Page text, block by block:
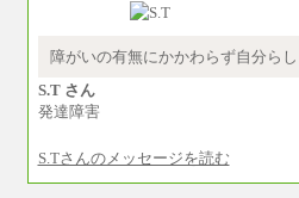
※経験・スキルを考
※試用期間中も給与
障がいの有無にかかわらず自分ら
S.T さん
発達障害
S.Tさんのメッセージを読む